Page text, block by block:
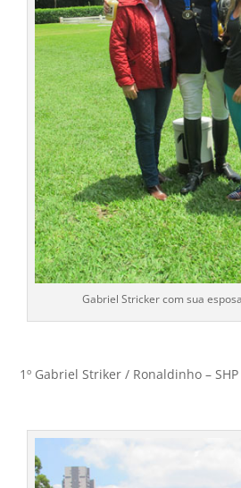
Gabriel Stricker com sua
1º Gabriel Striker / Ronaldinho – SHP